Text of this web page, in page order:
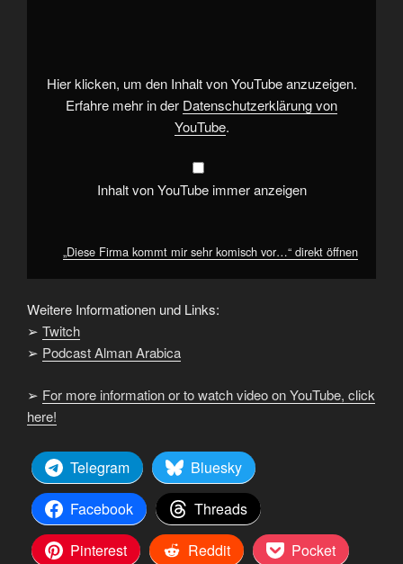
von
YouTube
anzeigen
Hier klicken, um den Inhalt von YouTube anzuzeigen.
Erfahre mehr in der Datenschutzerklärung von
YouTube.
Inhalt von YouTube immer anzeigen
„Diese Firma kommt mir sehr komisch vor…“ direkt öffnen
Weitere Informationen und Links:
➢ Twitch
➢ Podcast Alman Arabica
➢ For more information or to watch video on YouTube, click
here!
Telegram
Bluesky
Facebook
Threads
Pinterest
Reddit
Pocket